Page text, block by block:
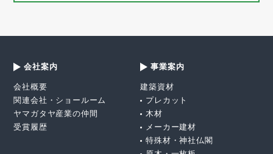
会社案内
会社概要
関連会社・ショールーム
ヤマガタヤ産業の仲間
受賞履歴
事業案内
建築資材
プレカット
木材
メーカー建材
特殊材・神社仏閣